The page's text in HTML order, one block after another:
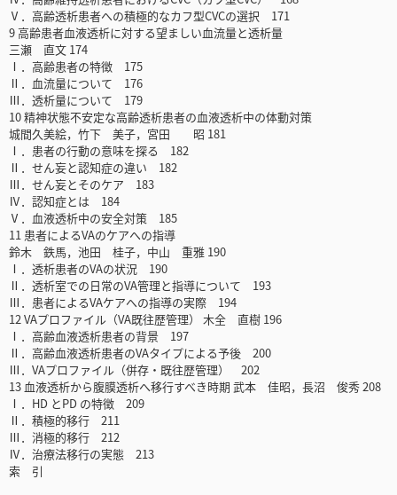
Ⅴ．高齢透析患者への積極的なカフ型CVCの選択 171
9 高齢患者血液透析に対する望ましい血流量と透析量
三瀬 直文 174
Ⅰ．高齢患者の特徴 175
Ⅱ．血流量について 176
Ⅲ．透析量について 179
10 精神状態不安定な高齢透析患者の血液透析中の体動対策
城間久美絵，竹下 美子，宮田 昭 181
Ⅰ．患者の行動の意味を探る 182
Ⅱ．せん妄と認知症の違い 182
Ⅲ．せん妄とそのケア 183
Ⅳ．認知症とは 184
Ⅴ．血液透析中の安全対策 185
11 患者によるVAのケアへの指導
鈴木 鉄馬，池田 桂子，中山 重雅 190
Ⅰ．透析患者のVAの状況 190
Ⅱ．透析室での日常のVA管理と指導について 193
Ⅲ．患者によるVAケアへの指導の実際 194
12 VAプロファイル（VA既往歴管理） 木全 直樹 196
Ⅰ．高齢血液透析患者の背景 197
Ⅱ．高齢血液透析患者のVAタイプによる予後 200
Ⅲ．VAプロファイル（併存・既往歴管理） 202
13 血液透析から腹膜透析へ移行すべき時期 武本 佳昭，長沼 俊秀 208
Ⅰ．HD とPD の特徴 209
Ⅱ．積極的移行 211
Ⅲ．消極的移行 212
Ⅳ．治療法移行の実態 213
索 引